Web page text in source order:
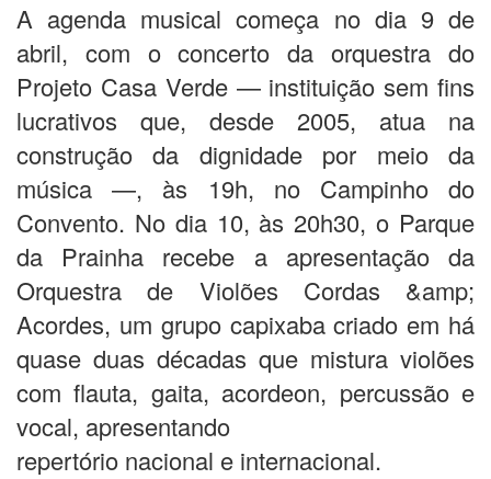
A agenda musical começa no dia 9 de
abril, com o concerto da orquestra do
Projeto Casa Verde — instituição sem fins
lucrativos que, desde 2005, atua na
construção da dignidade por meio da
música —, às 19h, no Campinho do
Convento. No dia 10, às 20h30, o Parque
da Prainha recebe a apresentação da
Orquestra de Violões Cordas &amp;
Acordes, um grupo capixaba criado em há
quase duas décadas que mistura violões
com flauta, gaita, acordeon, percussão e
vocal, apresentando
repertório nacional e internacional.